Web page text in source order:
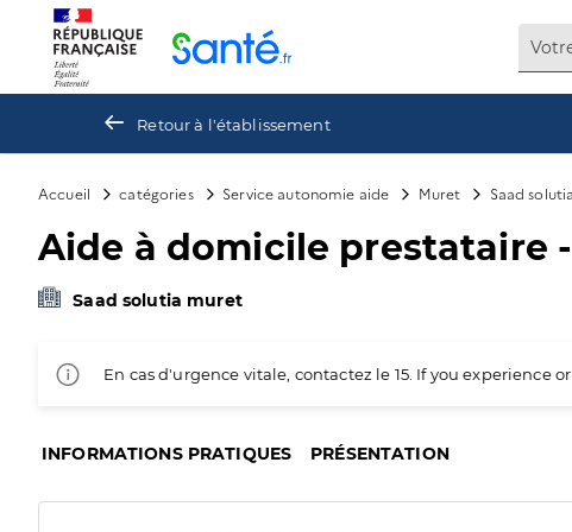
Retour à l'établissement
Accueil catégories Service autonomie aide Muret Saad
Aide à domicile prestataire
Saad solutia muret
En cas d'urgence vitale, contactez le 15. If you
INFORMATIONS PRATIQUES PRÉSENTATION
Panneau de gestion des cookies